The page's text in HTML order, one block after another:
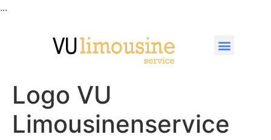
...
Logo VU
Limousinenservice